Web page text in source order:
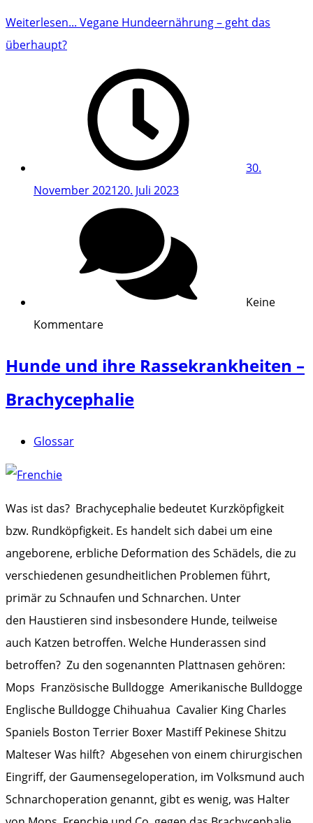
Weiterlesen... Vegane Hundeernährung – geht das
überhaupt?
30.
November 202120. Juli 2023
Keine
Kommentare
Hunde und ihre Rassekrankheiten –
Brachycephalie
Glossar
Was ist das? Brachycephalie bedeutet Kurzköpfigkeit
bzw. Rundköpfigkeit. Es handelt sich dabei um eine
angeborene, erbliche Deformation des Schädels, die zu
verschiedenen gesundheitlichen Problemen führt,
primär zu Schnaufen und Schnarchen. Unter
den Haustieren sind insbesondere Hunde, teilweise
auch Katzen betroffen. Welche Hunderassen sind
betroffen? Zu den sogenannten Plattnasen gehören:
Mops Französische Bulldogge Amerikanische Bulldogge
Englische Bulldogge Chihuahua Cavalier King Charles
Spaniels Boston Terrier Boxer Mastiff Pekinese Shitzu
Malteser Was hilft? Abgesehen von einem chirurgischen
Eingriff, der Gaumensegeloperation, im Volksmund auch
Schnarchoperation genannt, gibt es wenig, was Halter